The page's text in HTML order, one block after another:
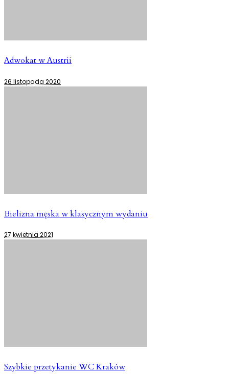
Adwokat w Austrii
26 listopada 2020
Bielizna męska w klasycznym wydaniu
27 kwietnia 2021
Szybkie przetykanie WC Kraków